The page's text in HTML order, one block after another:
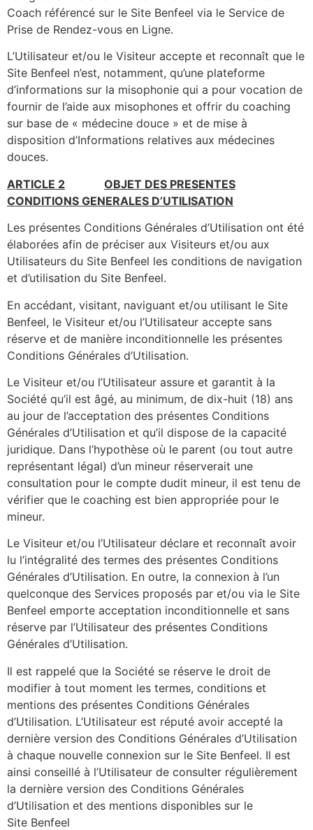
Coach référencé sur le Site Benfeel via le Service de
Prise de Rendez-vous en Ligne.
L’Utilisateur et/ou le Visiteur accepte et reconnaît que le
Site Benfeel n’est, notamment, qu’une plateforme
d’informations sur la misophonie qui a pour vocation de
fournir de l’aide aux misophones et offrir du coaching
sur base de « médecine douce » et de mise à
disposition d’Informations relatives aux médecines
douces.
ARTICLE 2
OBJET DES PRESENTES
CONDITIONS GENERALES D’UTILISATION
Les présentes Conditions Générales d’Utilisation ont été
élaborées afin de préciser aux Visiteurs et/ou aux
Utilisateurs du Site Benfeel les conditions de navigation
et d’utilisation du Site Benfeel.
En accédant, visitant, naviguant et/ou utilisant le Site
Benfeel, le Visiteur et/ou l’Utilisateur accepte sans
réserve et de manière inconditionnelle les présentes
Conditions Générales d’Utilisation.
Le Visiteur et/ou l’Utilisateur assure et garantit à la
Société qu’il est âgé, au minimum, de dix-huit (18) ans
au jour de l’acceptation des présentes Conditions
Générales d’Utilisation et qu’il dispose de la capacité
juridique. Dans l’hypothèse où le parent (ou tout autre
représentant légal) d’un mineur réserverait une
consultation pour le compte dudit mineur, il est tenu de
vérifier que le coaching est bien appropriée pour le
mineur.
Le Visiteur et/ou l’Utilisateur déclare et reconnaît avoir
lu l’intégralité des termes des présentes Conditions
Générales d’Utilisation. En outre, la connexion à l’un
quelconque des Services proposés par et/ou via le Site
Benfeel emporte acceptation inconditionnelle et sans
réserve par l’Utilisateur des présentes Conditions
Générales d’Utilisation.
Il est rappelé que la Société se réserve le droit de
modifier à tout moment les termes, conditions et
mentions des présentes Conditions Générales
d’Utilisation. L’Utilisateur est réputé avoir accepté la
dernière version des Conditions Générales d’Utilisation
à chaque nouvelle connexion sur le Site Benfeel. Il est
ainsi conseillé à l’Utilisateur de consulter régulièrement
la dernière version des Conditions Générales
d’Utilisation et des mentions disponibles sur le
Site Benfeel